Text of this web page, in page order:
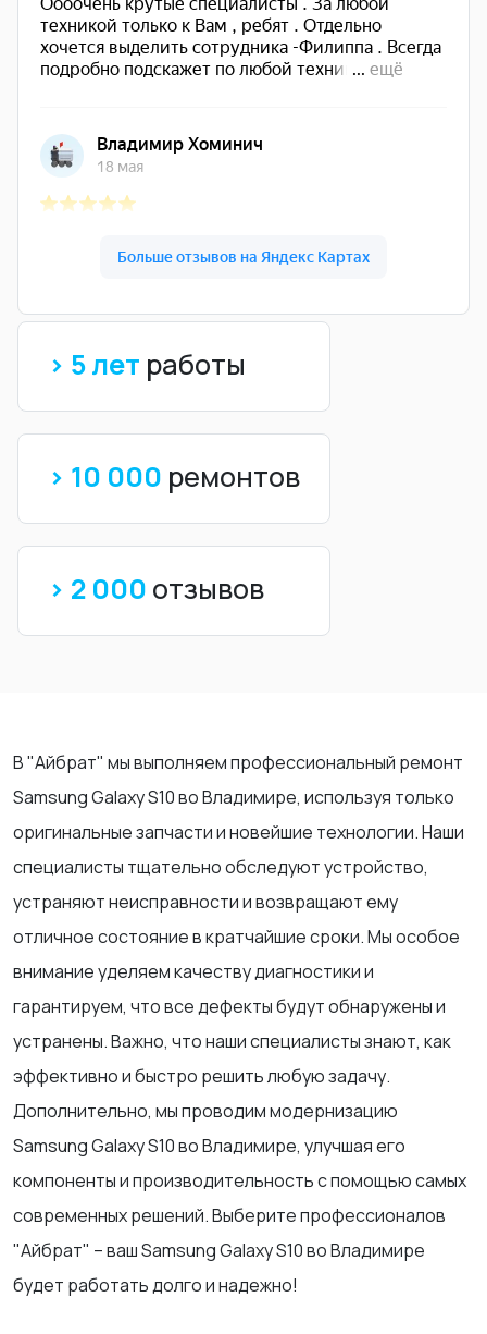
> 5 лет работы
> 10 000 ремонтов
> 2 000 отзывов
В "Айбрат" мы выполняем профессиональный ремонт
Samsung Galaxy S10 во Владимире, используя только
оригинальные запчасти и новейшие технологии. Наши
специалисты тщательно обследуют устройство,
устраняют неисправности и возвращают ему
отличное состояние в кратчайшие сроки. Мы особое
внимание уделяем качеству диагностики и
гарантируем, что все дефекты будут обнаружены и
устранены. Важно, что наши специалисты знают, как
эффективно и быстро решить любую задачу.
Дополнительно, мы проводим модернизацию
Samsung Galaxy S10 во Владимире, улучшая его
компоненты и производительность с помощью самых
современных решений. Выберите профессионалов
"Айбрат" – ваш Samsung Galaxy S10 во Владимире
будет работать долго и надежно!